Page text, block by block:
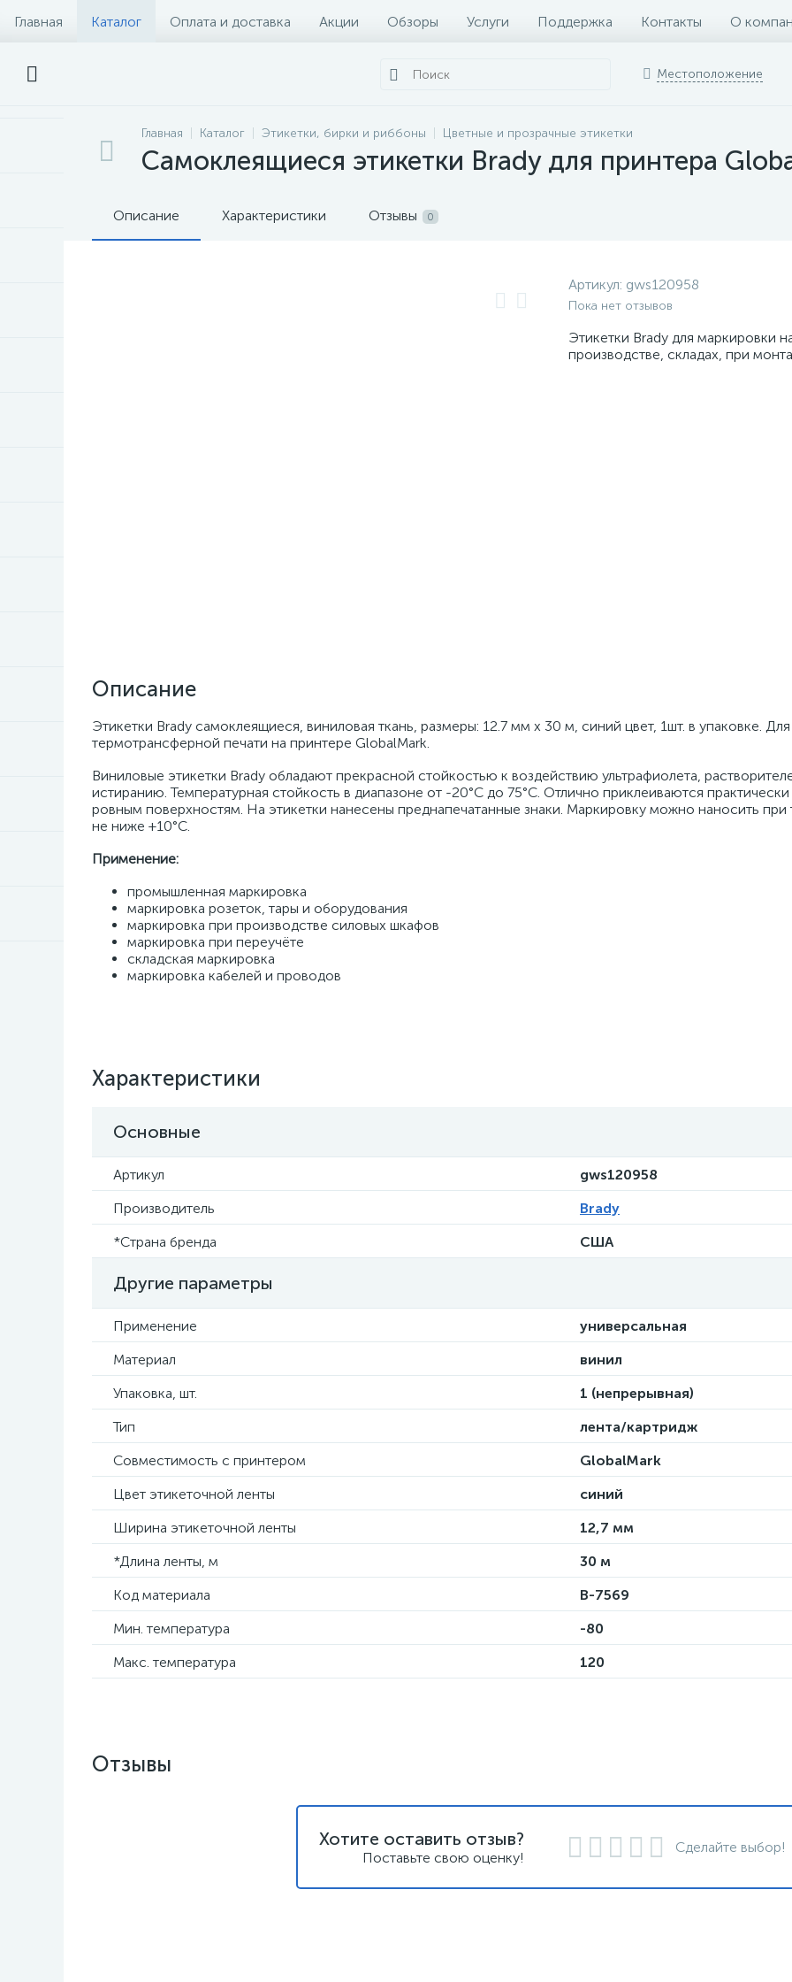
Главная Каталог Оплата и доставка Акции Обзоры Услуги Поддержка Контакты О
Местоположение
Главная Каталог Этикетки, бирки и риббоны Цветные и прозрачные этикетки
Самоклеящиеся этикетки Brady для принтера
Описание Характеристики Отзывы 0
Артикул: gws120958
Пока нет отзывов
Этикетки Brady для маркировки
производстве, складах, при
Описание
Этикетки Brady самоклеящиеся, виниловая ткань, размеры: 12.7 мм x 30 м, синий цвет, 1шт. в упаковке. Для
термотрансферной печати на принтере GlobalMark.
Виниловые этикетки Brady обладают прекрасной стойкостью к воздействию ультрафиолета,
истиранию. Температурная стойкость в диапазоне от -20°C до 75°C. Отлично приклеиваются
ровным поверхностям. На этикетки нанесены преднапечатанные знаки. Маркировку можно наносить при
не ниже +10°C.
Применение:
промышленная маркировка
маркировка розеток, тары и оборудования
маркировка при производстве силовых шкафов
маркировка при переучёте
складская маркировка
маркировка кабелей и проводов
Характеристики
Основные
Артикул
gws120958
Производитель
Brady
*Страна бренда
США
Другие параметры
Применение
универсальная
Материал
винил
Упаковка, шт.
1 (непрерывная)
Тип
лента/картридж
Совместимость с принтером
GlobalMark
Цвет этикеточной ленты
синий
Ширина этикеточной ленты
12,7 мм
*Длина ленты, м
30 м
Код материала
B-7569
Мин. температура
-80
Макс. температура
120
Отзывы
Хотите оставить отзыв?
Поставьте свою оценку!
Сделайте выбор!